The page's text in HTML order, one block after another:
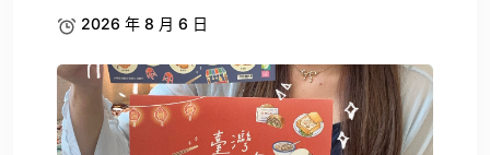
2026 年 8 月 6 日